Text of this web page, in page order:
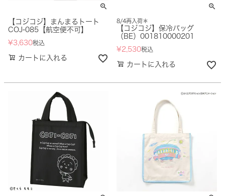
【コジコジ】まんまるトート
COJ-085【航空便不可】
¥3,630税込
カートに入れる
8/4再入荷＊
【コジコジ】保冷バッグ
（BE）001810000201
¥2,530税込
カートに入れる